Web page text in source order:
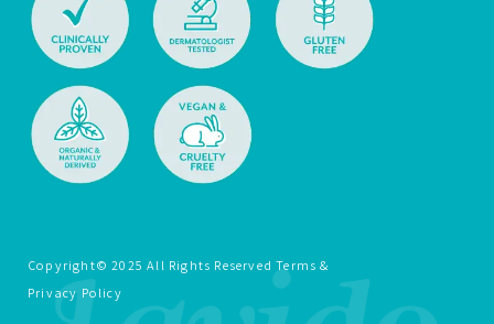
Copyright© 2025 All Rights Reserved Terms &
Privacy Policy